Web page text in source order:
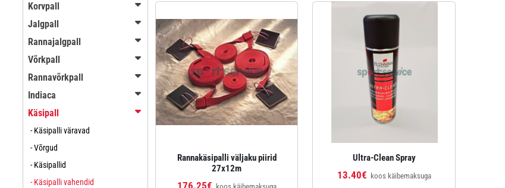
Korvpall
Jalgpall
Rannajalgpall
Võrkpall
Rannavõrkpall
Indiaca
Käsipall
- Käsipalli väravad
- Võrgud
- Käsipallid
- Käsipalli vahendid
Rannakäsipalli väljaku piirid
27x12m
Ultra-Clean Spray
13.40€ koos käibemaksuga